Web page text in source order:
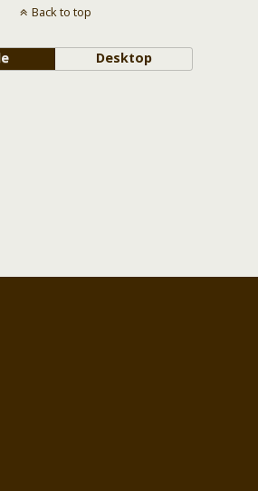
Back to top
Desktop